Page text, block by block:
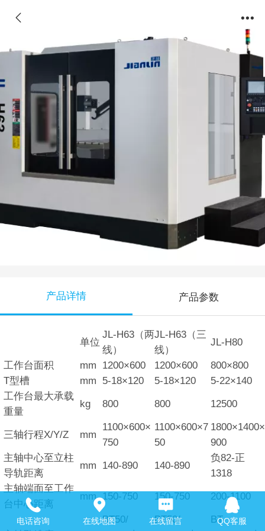
卧式加工中心系列
产品详情 产品参数
单位
JL-H63（两
线）
JL-H63（三
线）
JL-H80
工作台面积 mm 1200×600 1200×600
800×800
T型槽
mm 5-18×120 5-18×120
5-22×140
工作台最大承载
重量
kg 800 800 12500
三轴行程X/Y/Z mm
1100×600×
750
1100×600×7
50
1800×1400×
900
主轴中心至立柱
导轨距离
mm 140-890 140-890
负82-正
1318
主轴端面至工作
台中心距离
mm 150-750 150-750 200-1100
BT50/
BT50/
BT-
电话咨询 在线地图 在线留言 QQ客服